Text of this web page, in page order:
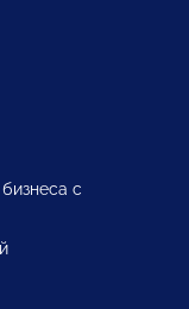
с